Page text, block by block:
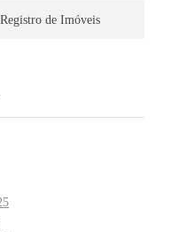
Registro de Imóveis